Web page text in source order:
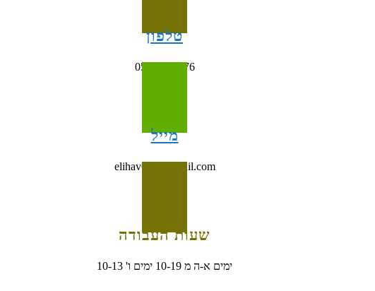
טלפון
054-4993676
מייל
elihav698@gmail.com
שעות העבודה
ימים א-ה מ 10-19 ימים ו' 10-13